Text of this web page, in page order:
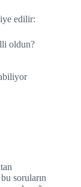
edilir:
oldun?
soruların